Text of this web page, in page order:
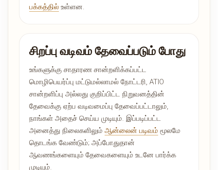
பக்கத்தில் உள்ளன.
சிறப்பு வடிவம் தேவைப்படும் போது
உங்களுக்கு சாதாரண சான்றளிக்கப்பட்ட
மொழிபெயர்ப்பு மட்டுமல்லாமல் நோட்டரி, ATIO
சான்றளிப்பு அல்லது குறிப்பிட்ட நிறுவனத்தின்
தேவைக்கு ஏற்ப வடிவமைப்பு தேவைப்பட்டாலும்,
நாங்கள் அதைச் செய்ய முடியும். இப்படிப்பட்ட
அனைத்து நிலைகளிலும் ஆன்லைன் படிவம் மூலமே
தொடங்க வேண்டும்; அப்போதுதான்
ஆவணங்களையும் தேவைகளையும் உடனே பார்க்க
முடியும்.